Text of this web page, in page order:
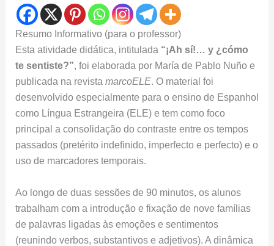
Resumo Informativo (para o professor)
Esta atividade didática, intitulada “¡Ah sí!… y ¿cómo
te sentiste?”, foi elaborada por María de Pablo Nuño e
publicada na revista marcoELE. O material foi
desenvolvido especialmente para o ensino de Espanhol
como Língua Estrangeira (ELE) e tem como foco
principal a consolidação do contraste entre os tempos
passados (pretérito indefinido, imperfecto e perfecto) e o
uso de marcadores temporais.
Ao longo de duas sessões de 90 minutos, os alunos
trabalham com a introdução e fixação de nove famílias
de palavras ligadas às emoções e sentimentos
(reunindo verbos, substantivos e adjetivos). A dinâmica